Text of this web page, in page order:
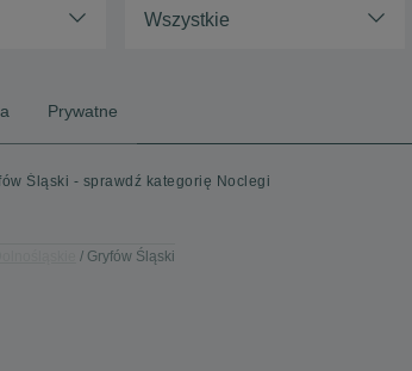
Wszystkie
Prywatne
Śląski - sprawdź kategorię Noclegi
Gryfów Śląski